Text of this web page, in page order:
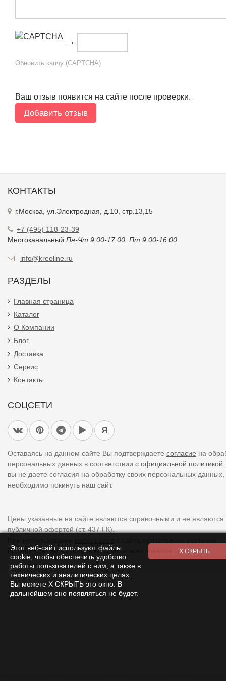
→
Обновить капчу (CAPTCHA)
Ваш отзыв появится на сайте после проверки.
КОНТАКТЫ
г.Москва, ул.Электродная, д.10, стр.13,15
+7 (495) 118-23-39
Многоканальный Пн-Чт 9:00-17:00. Пт 9:00-16:00
info@kreoline.ru
РАЗДЕЛЫ
Главная страница
Каталог
О Компании
Блог
Доставка
Сервис
Контакты
СОЦСЕТИ
Я
Оставаясь на данном сайте Вы подтверждаете согласие на
персональных данных в соответствии с официальной политикой.
вы не даете согласия на обработку своих персональных
необходимо покинуть наш сайт.
Цены указанные на сайте являются справочными и не являются
публичной офертой (ст. 437 ГК).
прямой ссылки на источник.Список всех товаров
Этот веб-сайт используют файлы
cookie, чтобы обеспечить удобство
работы пользователей с ним, а также в
технических и аналитических целях.
Вы можете Х СКРЫТЬ это окно. В
дальнейшем оно появляться не будет.